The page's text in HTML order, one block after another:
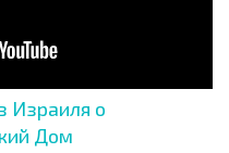
Израиля о
Дом